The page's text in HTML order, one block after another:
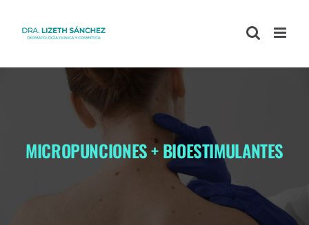
MICROPUNCIONES + BIOESTIMULANTES